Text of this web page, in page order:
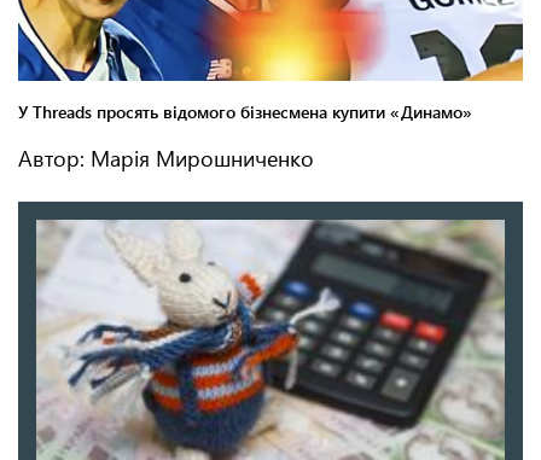
Автор: Марія Мирошниченко